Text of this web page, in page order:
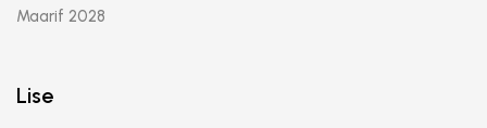
Maarif 2028
Lise